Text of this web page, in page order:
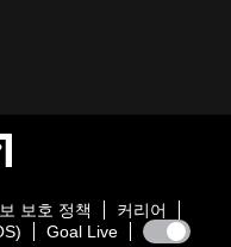
보호 정책
커리어
Goal Live